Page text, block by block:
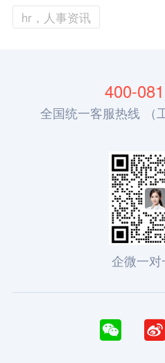
hr，人事资讯
400-
全国统一客服热线 （
企微一对
 